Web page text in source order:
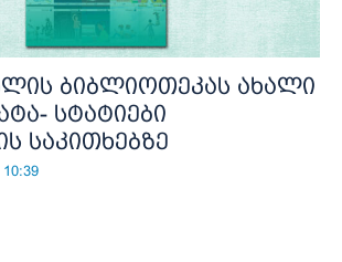
ბიბლიოთეკას ახალი
სტატიები
საკითხებზე